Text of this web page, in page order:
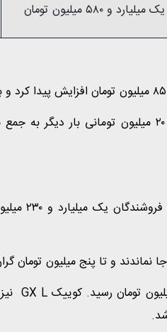
یک میلیارد و ۵۸۰ میلیون تومان
شاهین اتومات دیگر سواری سایپا نیز با رشد قیمت ۲۰
قیمت شاهین
نماندند و تا پنج میلیون تومان